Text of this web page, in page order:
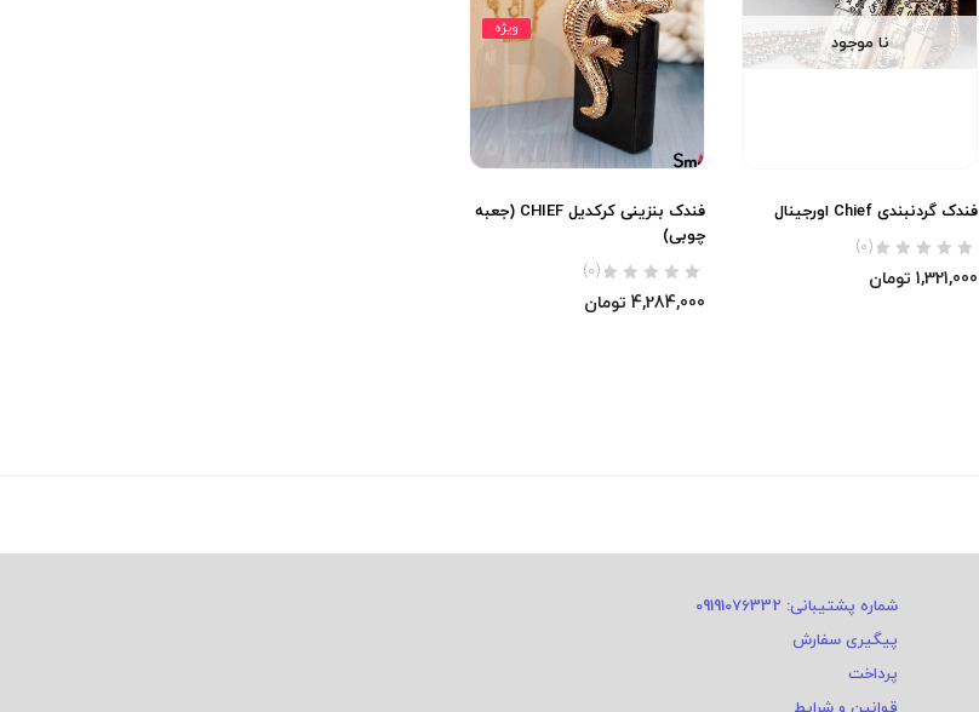
نا موجود
فندک گردنبندی Chief اورجینال
(0)
1,321,000 تومان
ویژه
فندک بنزینی کرکدیل CHIEF (جعبه
چوبی)
(0)
4,284,000 تومان
شماره پشتیبانی: 09191076332
پیگیری سفارش
پرداخت